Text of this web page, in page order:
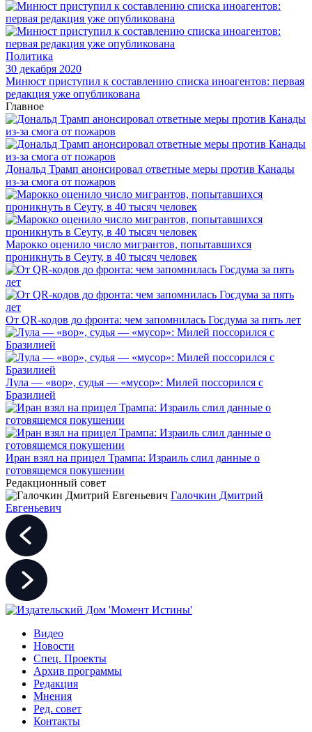
Политика
30 декабря 2020
Минюст приступил к составлению списка иноагентов: первая
редакция уже опубликована
Главное
Дональд Трамп анонсировал ответные меры против Канады
из-за смога от пожаров
Марокко оценило число мигрантов, попытавшихся
проникнуть в Сеуту, в 40 тысяч человек
От QR-кодов до фронта: чем запомнилась Госдума за пять лет
Лула — «вор», судья — «мусор»: Милей поссорился с
Бразилией
Иран взял на прицел Трампа: Израиль слил данные о
готовящемся покушении
Редакционный совет
Галочкин Дмитрий
Евгеньевич
Видео
Новости
Спец. Проекты
Архив программы
Редакция
Мнения
Ред. совет
Контакты